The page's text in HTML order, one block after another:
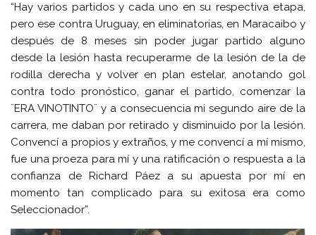
“Hay varios partidos y cada uno en su respectiva etapa,
pero ese contra Uruguay, en eliminatorias, en Maracaibo y
después de 8 meses sin poder jugar partido alguno
desde la lesión hasta recuperarme de la lesión de la de
rodilla derecha y volver en plan estelar, anotando gol
contra todo pronóstico, ganar el partido, comenzar la
¨ERA VINOTINTO¨ y a consecuencia mi segundo aire de la
carrera, me daban por retirado y disminuido por la lesión.
Convencí a propios y extraños, y me convencí a mí mismo,
fue una proeza para mí y una ratificación o respuesta a la
confianza de Richard Páez a su apuesta por mí en
momento tan complicado para su exitosa era como
Seleccionador”.